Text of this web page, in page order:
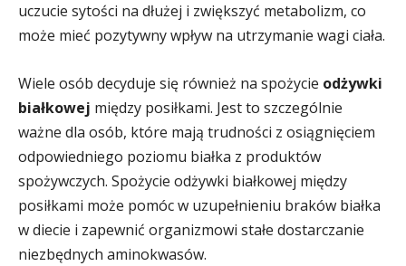
uczucie sytości na dłużej i zwiększyć metabolizm, co
może mieć pozytywny wpływ na utrzymanie wagi ciała.
Wiele osób decyduje się również na spożycie odżywki
białkowej między posiłkami. Jest to szczególnie
ważne dla osób, które mają trudności z osiągnięciem
odpowiedniego poziomu białka z produktów
spożywczych. Spożycie odżywki białkowej między
posiłkami może pomóc w uzupełnieniu braków białka
w diecie i zapewnić organizmowi stałe dostarczanie
niezbędnych aminokwasów.